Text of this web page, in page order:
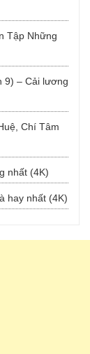
Tập Những
9) – Cải lương
Chí Tâm
nhất (4K)
hay nhất (4K)